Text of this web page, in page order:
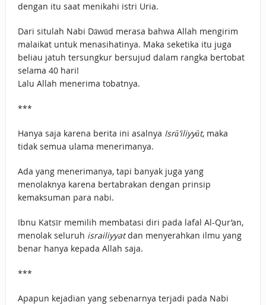
dengan itu saat menikahi istri Uria.
Dari situlah Nabi Dāwūd merasa bahwa Allah mengirim
malaikat untuk menasihatinya. Maka seketika itu juga
beliau jatuh tersungkur bersujud dalam rangka bertobat
selama 40 hari!
Lalu Allah menerima tobatnya.
***
Hanya saja karena berita ini asalnya Isrā’iliyyāt, maka
tidak semua ulama menerimanya.
Ada yang menerimanya, tapi banyak juga yang
menolaknya karena bertabrakan dengan prinsip
kemaksuman para nabi.
Ibnu Katsīr memilih membatasi diri pada lafal Al-Qur’an,
menolak seluruh israiliyyatdan menyerahkan ilmu yang
benar hanya kepada Allah saja.
***
Apapun kejadian yang sebenarnya terjadi pada Nabi